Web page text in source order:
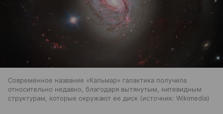
Современное название «Кальмар» галактика получила
относительно недавно, благодаря вытянутым, нитевидным
структурам, которые окружают ее диск
источник: Wikimedia